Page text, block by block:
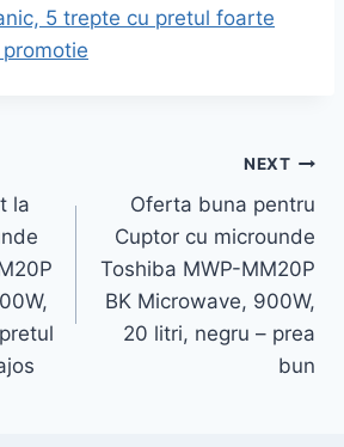
5 trepte cu pretul foarte
la
NEXT
Oferta buna pentru
Cuptor cu microunde
Toshiba MWP-MM20P
BK Microwave, 900W,
20 litri, negru – prea
bun